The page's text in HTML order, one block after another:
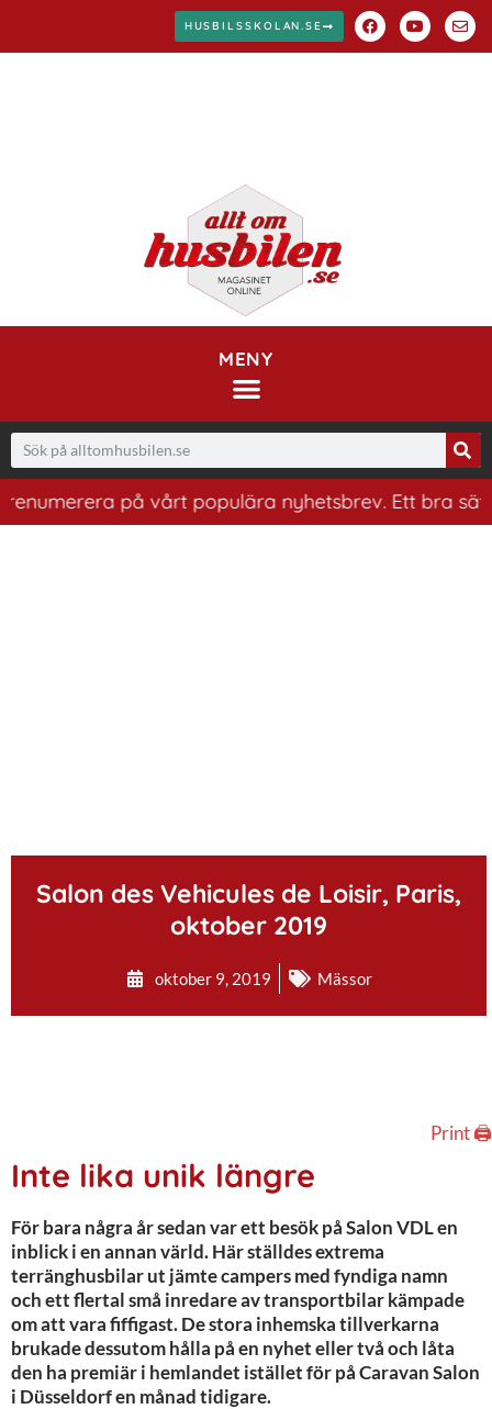
HUSBILSSKOLAN.SE
MENY
på vårt populära nyhetsbrev. Ett bra sätt att
Salon des Vehicules de Loisir, Paris,
oktober 2019
oktober 9, 2019 Mässor
Print 🖨
Inte lika unik längre
För bara några år sedan var ett besök på Salon VDL en
inblick i en annan värld. Här ställdes extrema
terränghusbilar ut jämte campers med fyndiga namn
och ett flertal små inredare av transportbilar kämpade
om att vara fiffigast. De stora inhemska tillverkarna
brukade dessutom hålla på en nyhet eller två och låta
den ha premiär i hemlandet istället för på Caravan Salon
i Düsseldorf en månad tidigare.